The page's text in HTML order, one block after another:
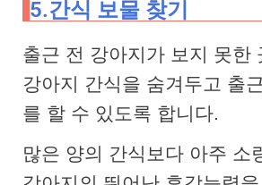
5.간식 보물 찾기
출근 전 강아지가 보지 못한
강아지 간식을 숨겨두고 출
를 할 수 있도록 합니다.
많은 양의 간식보다 아주 소